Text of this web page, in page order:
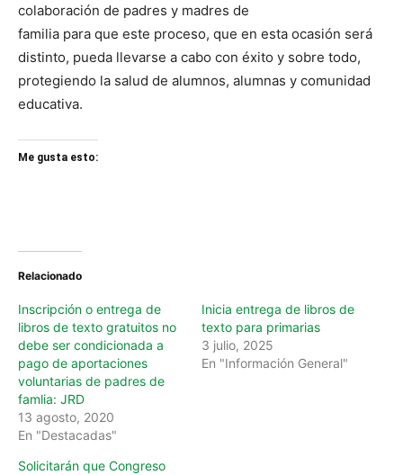
colaboración de padres y madres de
familia para que este proceso, que en esta ocasión será
distinto, pueda llevarse a cabo con éxito y sobre todo,
protegiendo la salud de alumnos, alumnas y comunidad
educativa.
Me gusta esto:
Relacionado
Inscripción o entrega de
libros de texto gratuitos no
debe ser condicionada a
pago de aportaciones
voluntarias de padres de
famlia: JRD
13 agosto, 2020
En "Destacadas"
Inicia entrega de libros de
texto para primarias
3 julio, 2025
En "Información General"
Solicitarán que Congreso